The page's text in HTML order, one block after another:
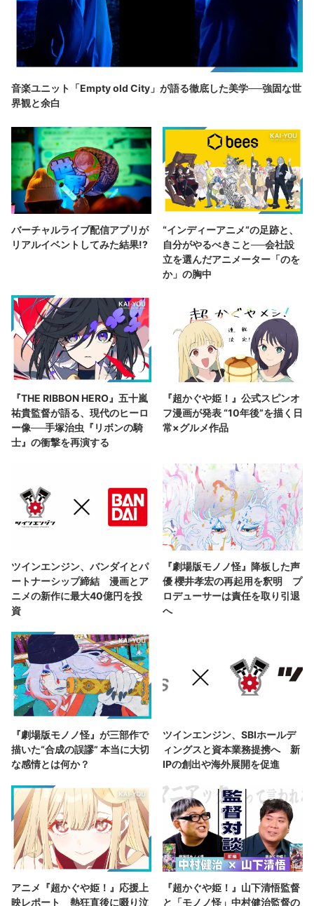
音楽ユニット「Empty old City」が語る徹底した美学──強固な世
界観と余白
バーチャルライブ配信アプリが
リアルイベントしてみた結果!?
“インディーアニメ“の足跡と、
自分がやるべきこと──会社設
立を選んだアニメーター「のを
か」の胸中
『THE RIBBON HERO』五十嵐
祐貴監督が語る、現代のヒーロ
ー像──手塚治虫『リボンの騎
士』の衝撃を再演する
『超かぐや姫！』公式スピンオ
フ漫画が発表 “10年後”を描く日
常×グルメ作品
ツインエンジン、バンダイとパ
ートナーシップ締結 漫画とア
ニメの新作に最大40億円を投
資
『劇場版モノノ怪』降板した声
優 櫻井孝宏の再起用を釈明 プ
ロデューサーは責任を取り引退
へ
『劇場版モノノ怪』が三部作で
描いた“合成の誤謬” 本当に大切
な感情とは何か？
ツインエンジン、SBIホールデ
ィングスと資本業務提携へ 新
IPの創出や海外展開を促進
アニメ『超かぐや姫！』応援上
映レポート 熱狂直後に啜り泣
『超かぐや姫！』山下清悟監督
と「モノノ怪」中村健治監督の